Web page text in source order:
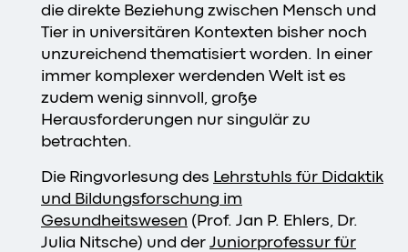
die direkte Beziehung zwischen Mensch und
Tier in universitären Kontexten bisher noch
unzureichend thematisiert worden. In einer
immer komplexer werdenden Welt ist es
zudem wenig sinnvoll, große
Herausforderungen nur singulär zu
betrachten.
Die Ringvorlesung des Lehrstuhls für Didaktik
und Bildungsforschung im
Gesundheitswesen (Prof. Jan P. Ehlers, Dr.
Julia Nitsche) und der Juniorprofessur für